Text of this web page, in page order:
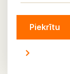
Piekrītu